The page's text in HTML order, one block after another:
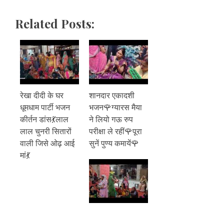
Related Posts:
रेखा दीदी के घर
धूमधाम पार्टी भजन
कीर्तन डांस💃लाल
लाल चुनरी सितारों
वाली जिसे ओढ़ आई
मां💃
शानदार एकादशी
भजन🌹ग्यारस मैया
ने लियो गऊ रुप
परीक्षा ले रहीं🌹पूरा
सुनें पुण्य कमायें🌹